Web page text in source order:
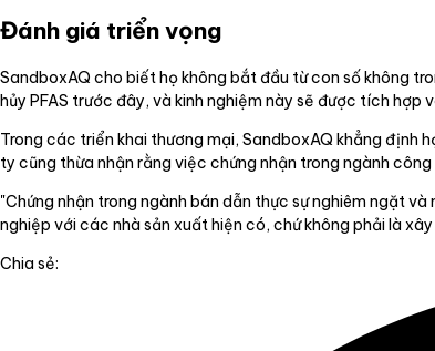
Đánh giá triển vọng
SandboxAQ cho biết họ không bắt đầu từ con số không
hủy PFAS trước đây, và kinh nghiệm này sẽ được tích hợp
Trong các triển khai thương mại, SandboxAQ khẳng định
ty cũng thừa nhận rằng việc chứng nhận trong ngành
"Chứng nhận trong ngành bán dẫn thực sự nghiêm ngặt
nghiệp với các nhà sản xuất hiện có, chứ không phải là
Chia sẻ: